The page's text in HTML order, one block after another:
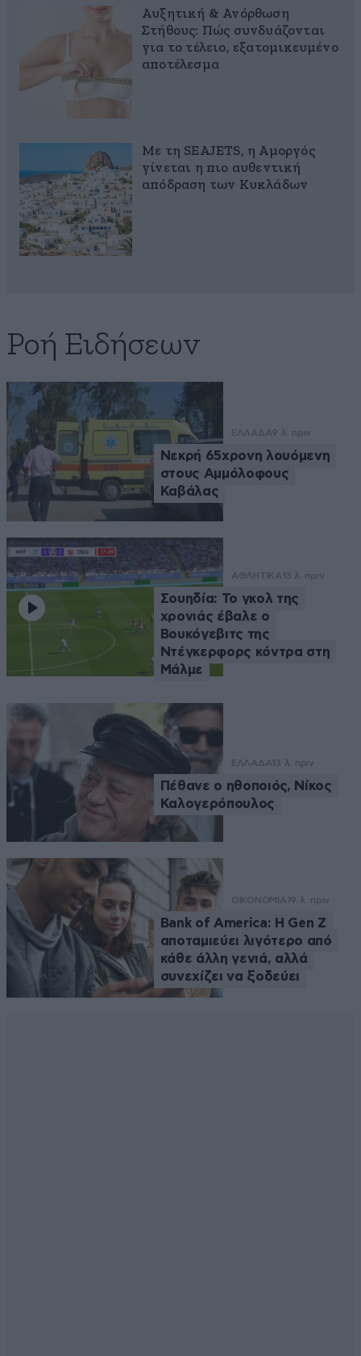
Αυξητική & Ανόρθωση
Στήθους: Πώς συνδυάζονται
για το τέλειο, εξατομικευμένο
αποτέλεσμα
Με τη SEAJETS, η Αμοργός
γίνεται η πιο αυθεντική
απόδραση των Κυκλάδων
Ροή Ειδήσεων
ΕΛΛΑΔΑ9 λ. πριν
Νεκρή 65χρονη λουόμενη
στους Αμμόλοφους
Καβάλας
ΑΘΛΗΤΙΚΑ 13 λ. πριν
Σουηδία: Το γκολ της
χρονιάς έβαλε ο
Βουκόγεβιτς της
Ντέγκερφορς κόντρα στη
Μάλμε
ΕΛΛΑΔΑ 13 λ. πριν
Πέθανε ο ηθοποιός, Νίκος
Καλογερόπουλος
ΟΙΚΟΝΟΜΙΑ 19 λ. πριν
Bank of America: Η Gen Z
αποταμιεύει λιγότερο από
κάθε άλλη γενιά, αλλά
συνεχίζει να ξοδεύει